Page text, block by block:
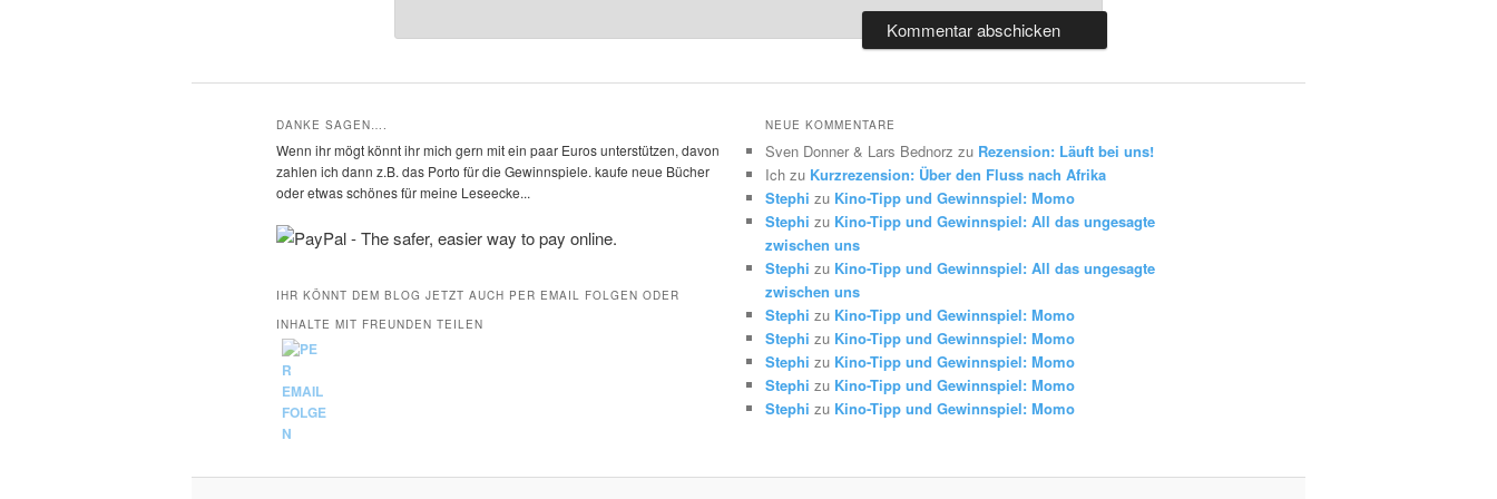
DANKE SAGEN….
Wenn ihr mögt könnt ihr mich gern mit ein paar Euros unterstützen, davon
zahlen ich dann z.B. das Porto für die Gewinnspiele. kaufe neue Bücher
oder etwas schönes für meine Leseecke...
IHR KÖNNT DEM BLOG JETZT AUCH PER EMAIL FOLGEN ODER
INHALTE MIT FREUNDEN TEILEN
NEUE KOMMENTARE
Sven Donner & Lars Bednorz zu Rezension: Läuft bei uns!
Ich zu Kurzrezension: Über den Fluss nach Afrika
Stephi zu Kino-Tipp und Gewinnspiel: Momo
Stephi zu Kino-Tipp und Gewinnspiel: All das ungesagte
zwischen uns
Stephi zu Kino-Tipp und Gewinnspiel: All das ungesagte
zwischen uns
Stephi zu Kino-Tipp und Gewinnspiel: Momo
Stephi zu Kino-Tipp und Gewinnspiel: Momo
Stephi zu Kino-Tipp und Gewinnspiel: Momo
Stephi zu Kino-Tipp und Gewinnspiel: Momo
Stephi zu Kino-Tipp und Gewinnspiel: Momo